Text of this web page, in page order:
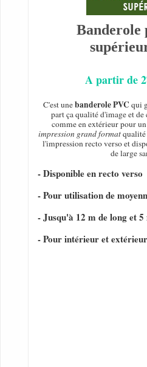
A partir de
C'est unebanderole PVC qui
part ça qualité d'image et
comme en extérieur pour un
impression grand formatqualité
l'impression recto verso et
de large
- Disponible en recto verso
- Pour utilisation de
- Jusqu'à 12 m de long et
- Pour intérieur et extérieur